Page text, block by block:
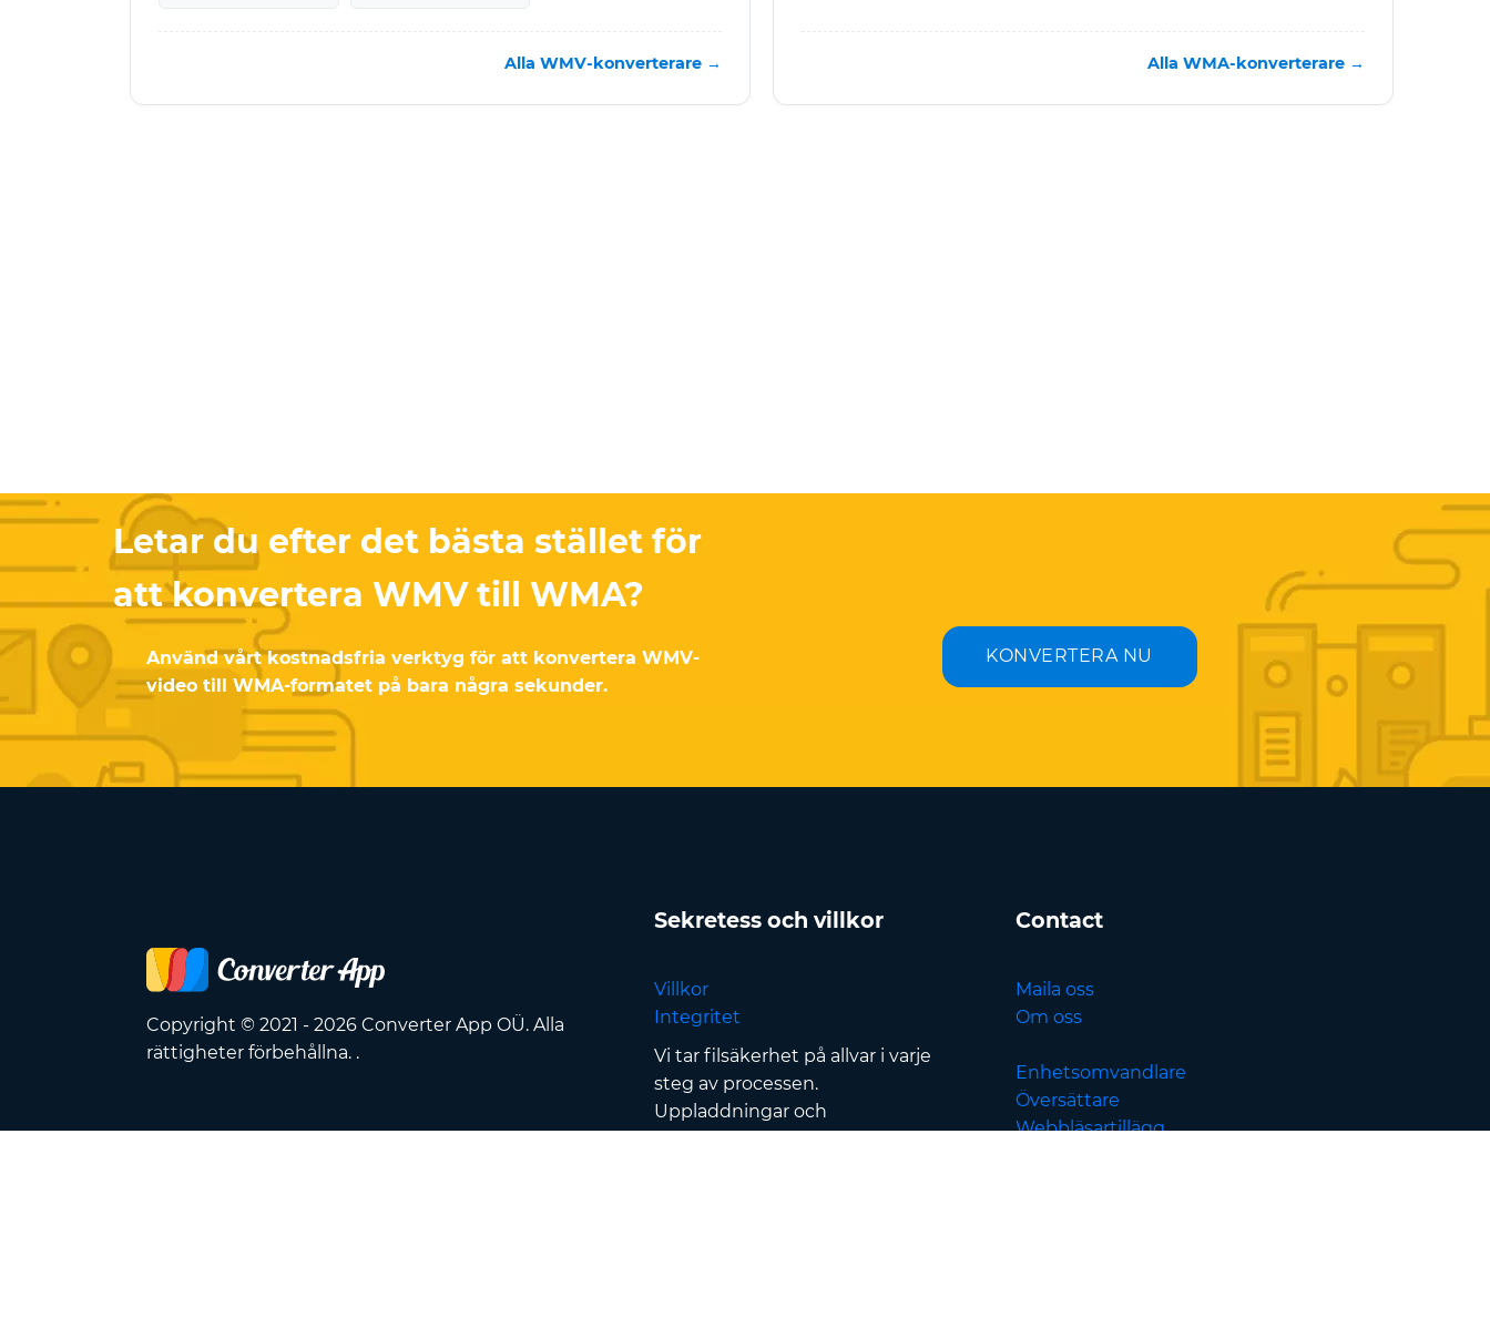
Alla WMV-konverterare → Alla WMA-konverterare →
Letar du efter det bästa stället för
att konvertera WMV till WMA?
Använd vårt kostnadsfria verktyg för att konvertera WMV-
video till WMA-formatet på bara några sekunder.
KONVERTERA NU
Copyright © 2021 - 2026 Converter App OÜ. Alla
rättigheter förbehållna. .
Sekretess och villkor
Villkor
Integritet
Vi tar filsäkerhet på allvar i varje
steg av processen.
Uppladdningar och
Contact
Maila oss
Om oss
Enhetsomvandlare
Översättare
Webbläsartillägg